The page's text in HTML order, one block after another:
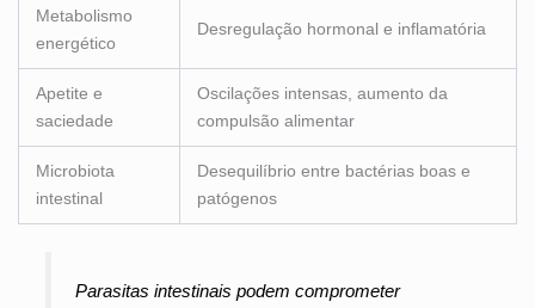
Metabolismo
energético
Desregulação hormonal e inflamatória
Apetite e
saciedade
Oscilações intensas, aumento da
compulsão alimentar
Microbiota
intestinal
Desequilíbrio entre bactérias boas e
patógenos
Parasitas intestinais podem comprometer